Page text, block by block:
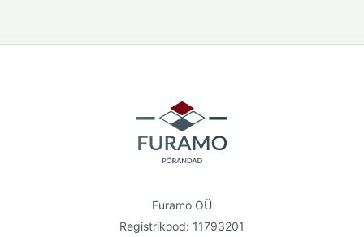
Furamo OÜ
Registrikood: 11793201